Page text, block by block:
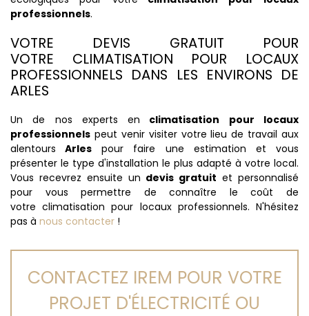
professionnels.
VOTRE DEVIS GRATUIT POUR
VOTRE CLIMATISATION POUR LOCAUX
PROFESSIONNELS DANS LES ENVIRONS DE
ARLES
Un de nos experts en climatisation pour locaux
professionnels peut venir visiter votre lieu de travail aux
alentours Arles pour faire une estimation et vous
présenter le type d'installation le plus adapté à votre local.
Vous recevrez ensuite un devis gratuit et personnalisé
pour vous permettre de connaître le coût de
votre climatisation pour locaux professionnels. N'hésitez
pas à nous contacter !
CONTACTEZ IREM POUR VOTRE
PROJET D'ÉLECTRICITÉ OU